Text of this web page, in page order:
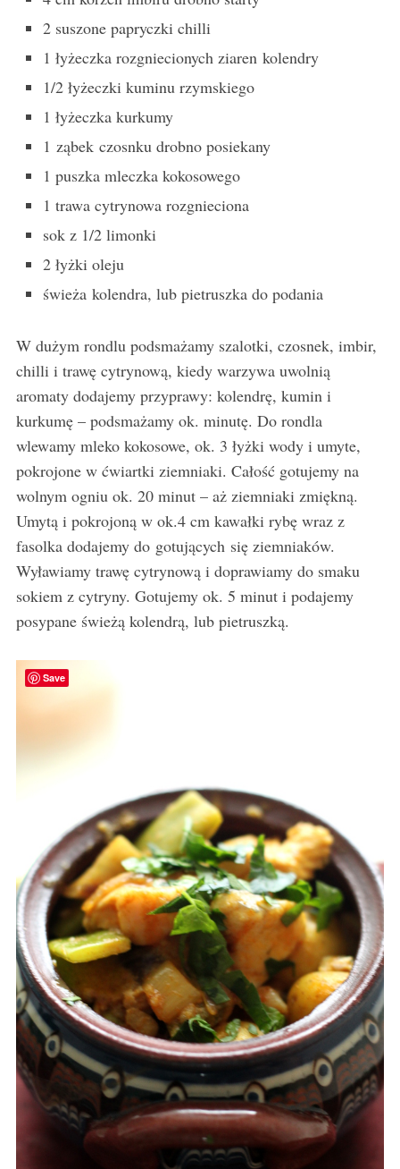
2 suszone papryczki chilli
1 łyżeczka rozgniecionych ziaren kolendry
1/2 łyżeczki kuminu rzymskiego
1 łyżeczka kurkumy
1 ząbek czosnku drobno posiekany
1 puszka mleczka kokosowego
1 trawa cytrynowa rozgnieciona
sok z 1/2 limonki
2 łyżki oleju
świeża kolendra, lub pietruszka do podania
W dużym rondlu podsmażamy szalotki, czosnek, imbir,
chilli i trawę cytrynową, kiedy warzywa uwolnią
aromaty dodajemy przyprawy: kolendrę, kumin i
kurkumę – podsmażamy ok. minutę. Do rondla
wlewamy mleko kokosowe, ok. 3 łyżki wody i umyte,
pokrojone w ćwiartki ziemniaki. Całość gotujemy na
wolnym ogniu ok. 20 minut – aż ziemniaki zmiękną.
Umytą i pokrojoną w ok.4 cm kawałki rybę wraz z
fasolka dodajemy do gotujących się ziemniaków.
Wyławiamy trawę cytrynową i doprawiamy do smaku
sokiem z cytryny. Gotujemy ok. 5 minut i podajemy
posypane świeżą kolendrą, lub pietruszką.
Save